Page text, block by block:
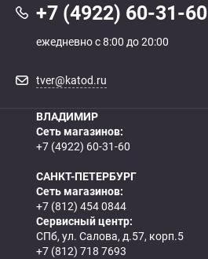
+7 (4922) 60-31-60
ежедневно с 8:00 до 20:00
tver@katod.ru
ВЛАДИМИР
Сеть магазинов:
+7 (4922) 60-31-60
САНКТ-ПЕТЕРБУРГ
Сеть магазинов:
+7 (812) 454 0844
Сервисный центр:
СПб, ул. Салова, д.57, корп.5
+7 (812) 718 7693